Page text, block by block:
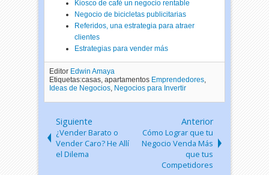
Kiosco de café un negocio rentable
Negocio de bicicletas publicitarias
Referidos, una estrategia para atraer
clientes
Estrategias para vender más
Editor Edwin Amaya
Etiquetas:casas, apartamentos Emprendedores,
Ideas de Negocios, Negocios para Invertir
Siguiente
¿Vender Barato o
Vender Caro? He Allí
el Dilema
Anterior
Cómo Lograr que tu
Negocio Venda Más
que tus
Competidores